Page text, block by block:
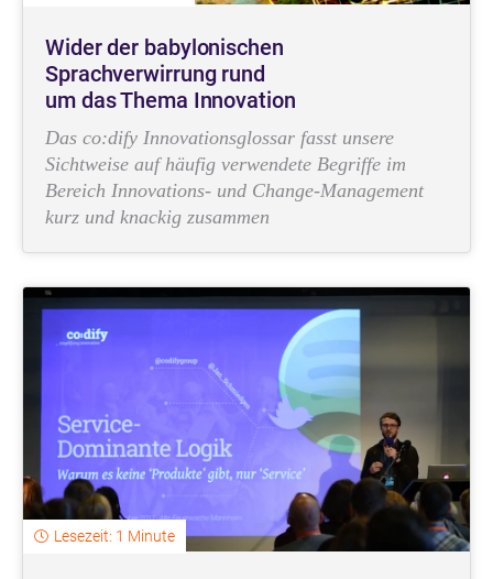
Wider der babylonischen
Sprachverwirrung rund
um das Thema Innovation
Das co:dify Innovationsglossar fasst unsere
Sichtweise auf häufig verwendete Begriffe im
Bereich Innovations- und Change-Management
kurz und knackig zusammen
Lesezeit: 1 Minute